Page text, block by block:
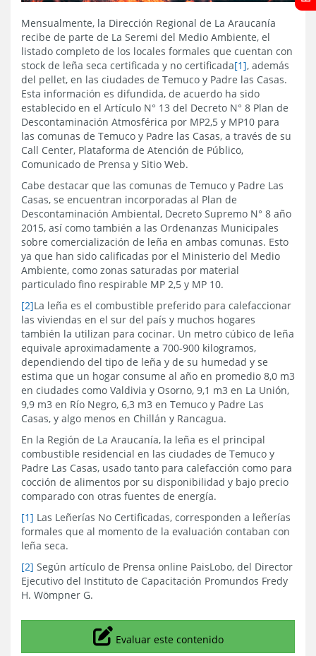
Mensualmente, la Dirección Regional de La Araucanía
recibe de parte de La Seremi del Medio Ambiente, el
listado completo de los locales formales que cuentan con
stock de leña seca certificada y no certificada[1], además
del pellet, en las ciudades de Temuco y Padre las Casas.
Esta información es difundida, de acuerdo ha sido
establecido en el Artículo N° 13 del Decreto N° 8 Plan de
Descontaminación Atmosférica por MP2,5 y MP10 para
las comunas de Temuco y Padre las Casas, a través de su
Call Center, Plataforma de Atención de Público,
Comunicado de Prensa y Sitio Web.
Cabe destacar que las comunas de Temuco y Padre Las
Casas, se encuentran incorporadas al Plan de
Descontaminación Ambiental, Decreto Supremo N° 8 año
2015, así como también a las Ordenanzas Municipales
sobre comercialización de leña en ambas comunas. Esto
ya que han sido calificadas por el Ministerio del Medio
Ambiente, como zonas saturadas por material
particulado fino respirable MP 2,5 y MP 10.
[2]La leña es el combustible preferido para calefaccionar
las viviendas en el sur del país y muchos hogares
también la utilizan para cocinar. Un metro cúbico de leña
equivale aproximadamente a 700-900 kilogramos,
dependiendo del tipo de leña y de su humedad y se
estima que un hogar consume al año en promedio 8,0 m3
en ciudades como Valdivia y Osorno, 9,1 m3 en La Unión,
9,9 m3 en Río Negro, 6,3 m3 en Temuco y Padre Las
Casas, y algo menos en Chillán y Rancagua.
En la Región de La Araucanía, la leña es el principal
combustible residencial en las ciudades de Temuco y
Padre Las Casas, usado tanto para calefacción como para
cocción de alimentos por su disponibilidad y bajo precio
comparado con otras fuentes de energía.
[1] Las Leñerías No Certificadas, corresponden a leñerías
formales que al momento de la evaluación contaban con
leña seca.
[2] Según artículo de Prensa online PaisLobo, del Director
Ejecutivo del Instituto de Capacitación Promundos Fredy
H. Wömpner G.
Icono
Evaluar este contenido